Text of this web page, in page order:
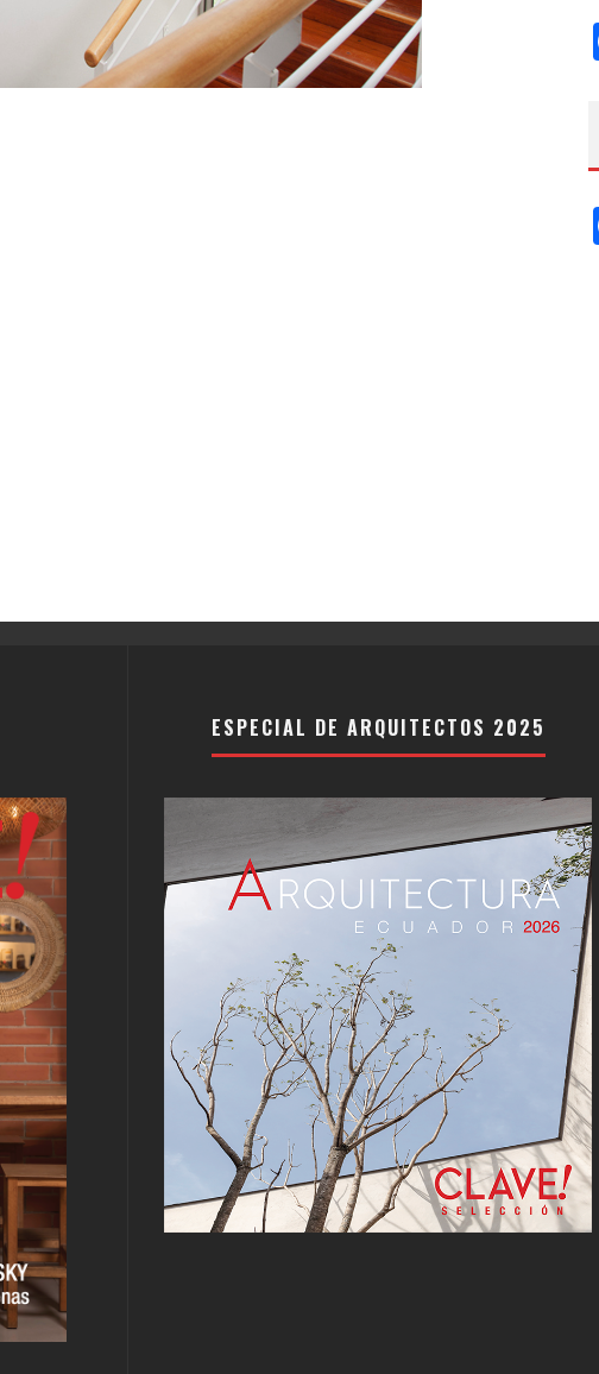
ESPECIAL DE ARQUITECTOS 2025